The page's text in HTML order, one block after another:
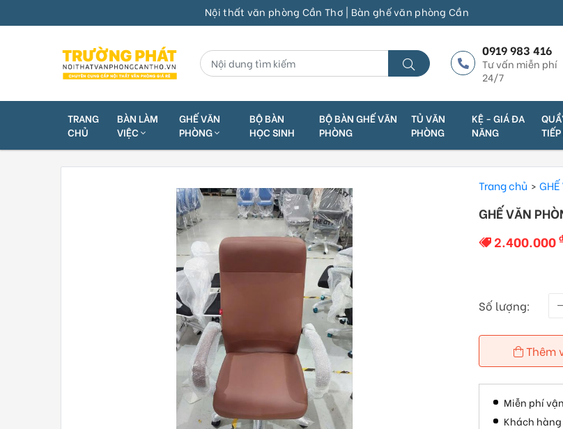
Nội thất văn phòng Cần Thơ | Bàn ghế văn phòng Cần Thơ | Thanh Lý Trường
0919 983 416
Tư vấn miễn phí
24/7
TRANG
CHỦ
BÀN LÀM
VIỆC
GHẾ VĂN
PHÒNG
BỘ BÀN
HỌC SINH
BỘ BÀN GHẾ VĂN
PHÒNG
TỦ VĂN
PHÒNG
KỆ - GIÁ ĐA
NĂNG
Trang chủ
GHẾ VĂN
2.400.000
Số lượng:
Thêm
Miễn phí
Khách